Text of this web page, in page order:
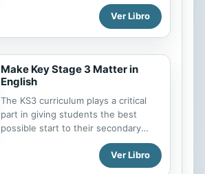
especialmente complejos, tales como
un cambio de residencia, los miedos,
el duelo o la enfermedad. Por un
lado, es una recopilación de cuentos
tradicionales de todas las culturas y
cuentos creados por la autora,
ordenados por comportamientos y
situaciones, para tratar situaciones y
comportamientos problemáticos. Por
otro lado, es una minuciosa y
completa guía de trabajo para ayudar
a crear, escribir y saber utilizar los
Ver Libro
Make Key Stage 3 Matter in
English
The KS3 curriculum plays a critical
part in giving students the best
possible start to their secondary
education and preventing the need
for intervention later on. This timely
book provides detailed guidance on
Ver Libro